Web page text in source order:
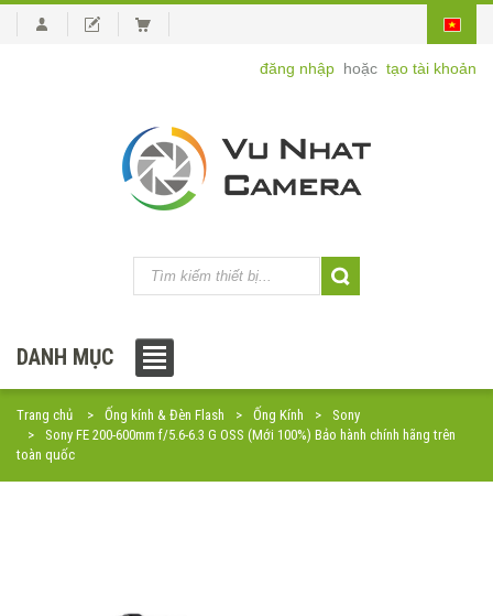
đăng nhập hoặc tạo tài khoản
DANH MỤC
Trang chủ Ống kính & Đèn Flash Ống Kính
Sony
Sony FE 200-600mm f/5.6-6.3 G OSS (Mới 100%) Bảo hành chính hãng trên
toàn quốc